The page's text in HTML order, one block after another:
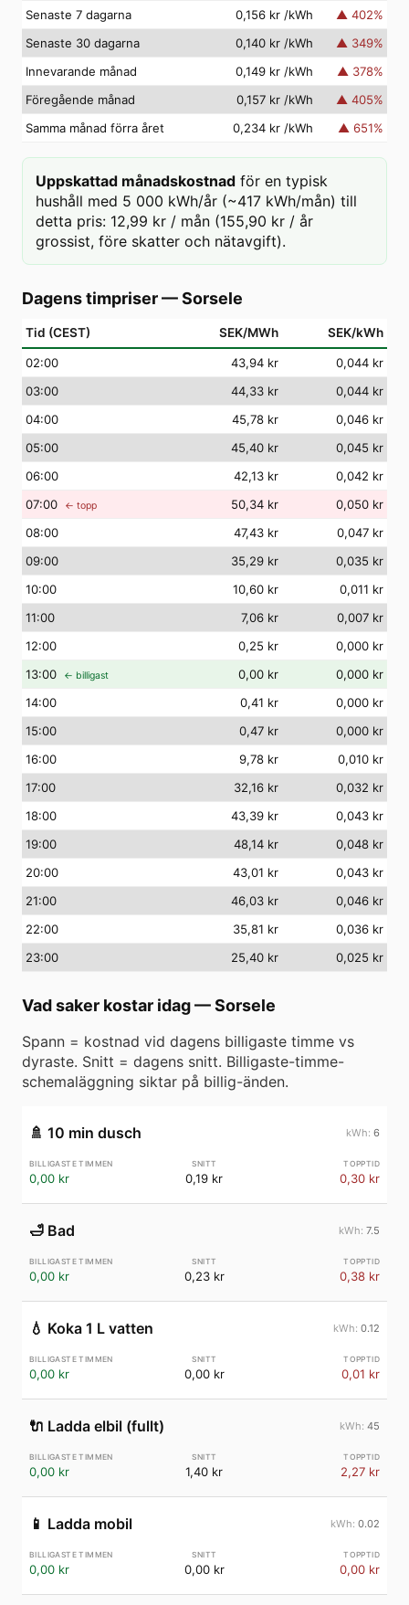
Senaste 7 dagarna
0,156 kr /kWh ▲ 402%
Senaste 30 dagarna
0,140 kr /kWh ▲ 349%
Innevarande månad
0,149 kr /kWh ▲ 378%
Föregående månad
0,157 kr /kWh ▲ 405%
Samma månad förra året
0,234 kr /kWh ▲ 651%
Uppskattad månadskostnad för en typisk
hushåll med 5 000 kWh/år (~417 kWh/mån) till
detta pris: 12,99 kr / mån (155,90 kr / år
grossist, före skatter och nätavgift).
Dagens timpriser—Sorsele
Tid (CEST) SEK/MWh SEK/kWh
02:00 43,94 kr
0,044 kr
03:00 44,33 kr
0,044 kr
04:00 45,78 kr
0,046 kr
05:00 45,40 kr
0,045 kr
06:00 42,13 kr
0,042 kr
07:00 ← topp 50,34 kr
0,050 kr
08:00 47,43 kr
0,047 kr
09:00 35,29 kr
0,035 kr
10:00 10,60 kr
0,011 kr
11:00 7,06 kr
0,007 kr
12:00 0,25 kr
0,000 kr
13:00 ← billigast 0,00 kr
0,000 kr
14:00 0,41 kr
0,000 kr
15:00 0,47 kr
0,000 kr
16:00 9,78 kr
0,010 kr
17:00 32,16 kr
0,032 kr
18:00 43,39 kr
0,043 kr
19:00 48,14 kr
0,048 kr
20:00 43,01 kr
0,043 kr
21:00 46,03 kr
0,046 kr
22:00 35,81 kr
0,036 kr
23:00 25,40 kr 0,025 kr
Vad saker kostar idag—Sorsele
Spann = kostnad vid dagens billigaste timme vs
dyraste. Snitt = dagens snitt. Billigaste-timme-
schemaläggning siktar på billig-änden.
🚿 10 min dusch 6
0,00 kr 0,19 kr 0,30 kr
🛁 Bad 7.5
0,00 kr 0,23 kr 0,38 kr
💧 Koka 1 L vatten 0.12
0,00 kr 0,00 kr 0,01 kr
🔌 Ladda elbil (fullt) 45
0,00 kr 1,40 kr 2,27 kr
📱 Ladda mobil 0.02
0,00 kr 0,00 kr 0,00 kr